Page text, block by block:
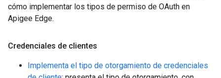
cómo implementar los tipos de permiso de OAuth en
Apigee Edge.
Credenciales de clientes
Implementa el tipo de otorgamiento de credenciales